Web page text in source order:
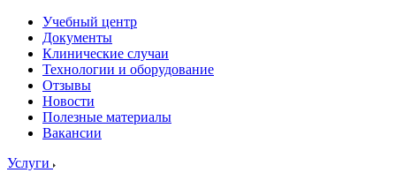
Учебный центр
Документы
Клинические случаи
Технологии и оборудование
Отзывы
Новости
Полезные материалы
Вакансии
Услуги